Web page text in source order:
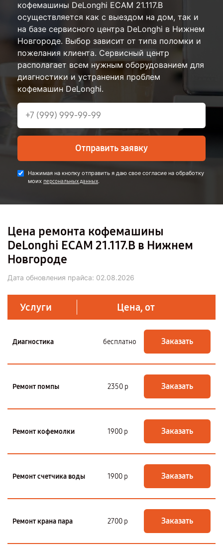
кофемашины DeLonghi ECAM 21.117.B
осуществляется как с выездом на дом, так и
на базе сервисного центра DeLonghi в Нижнем
Новгороде. Выбор зависит от типа поломки и
пожелания клиента. Сервисный центр
располагает всем нужным оборудованием для
диагностики и устранения проблем
кофемашин DeLonghi.
Отправить заявку
Нажимая на кнопку отправить я даю свое согласие на обработку
моих персональных данных.
Цена ремонта кофемашины
DeLonghi ECAM 21.117.B в Нижнем
Новгороде
Дата обновления прайса: 02.08.2026
Услуги Цена, от
Диагностика бесплатно Заказать
Ремонт помпы 2350 р Заказать
Ремонт кофемолки 1900 р Заказать
Ремонт счетчика воды 1900 р Заказать
Ремонт крана пара 2700 р Заказать